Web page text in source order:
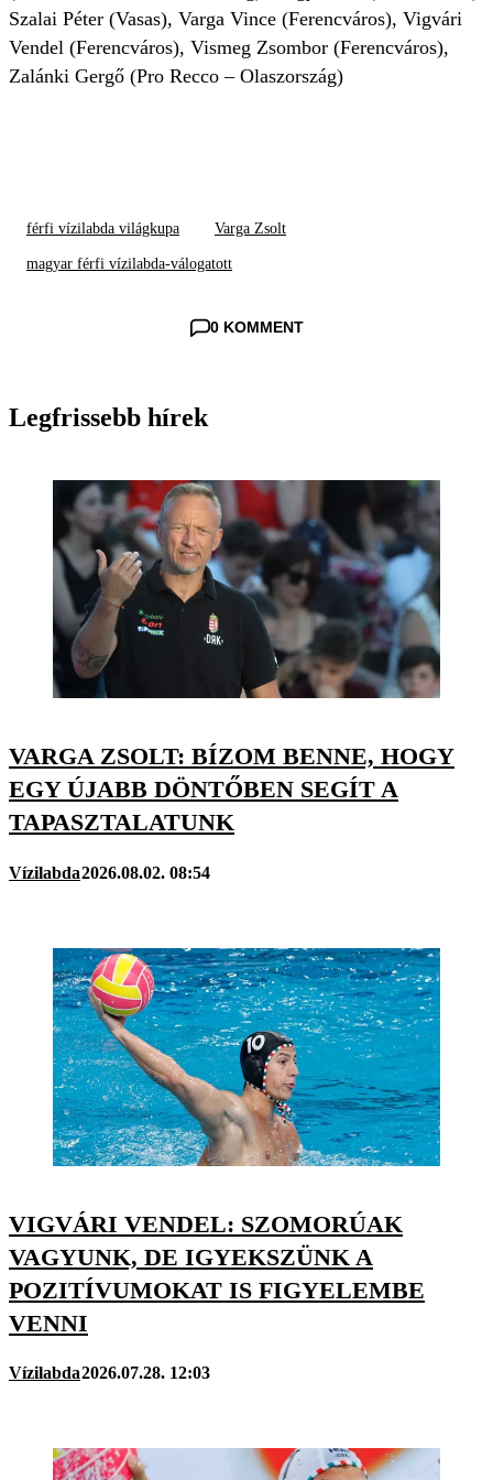
Szalai Péter (Vasas), Varga Vince (Ferencváros), Vigvári
Vendel (Ferencváros), Vismeg Zsombor (Ferencváros),
Zalánki Gergő (Pro Recco – Olaszország)
férfi vízilabda világkupa Varga Zsolt
magyar férfi vízilabda-válogatott
0 KOMMENT
Legfrissebb hírek
VARGA ZSOLT: BÍZOM BENNE, HOGY
EGY ÚJABB DÖNTŐBEN SEGÍT A
TAPASZTALATUNK
Vízilabda2026.08.02. 08:54
VIGVÁRI VENDEL: SZOMORÚAK
VAGYUNK, DE IGYEKSZÜNK A
POZITÍVUMOKAT IS FIGYELEMBE
VENNI
Vízilabda2026.07.28. 12:03